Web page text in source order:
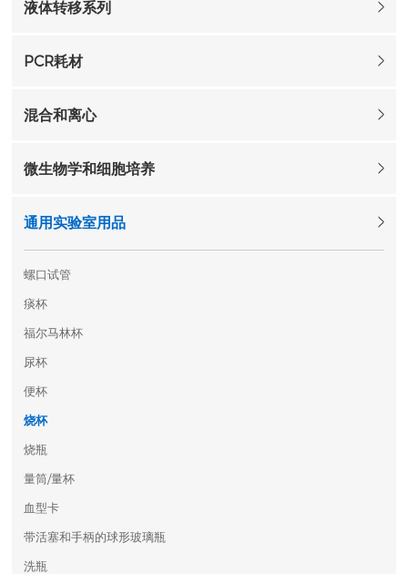
液体转移系列
PCR耗材
混合和离心
微生物学和细胞培养
通用实验室用品
螺口试管
痰杯
福尔马林杯
尿杯
便杯
烧杯
烧瓶
量筒/量杯
血型卡
带活塞和手柄的球形玻璃瓶
洗瓶